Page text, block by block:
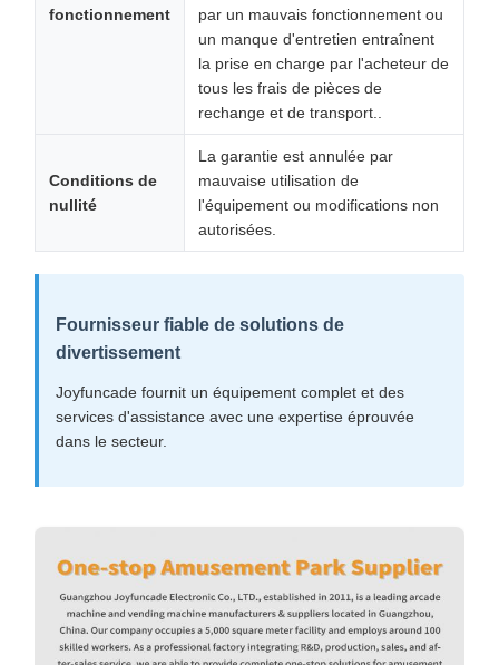
fonctionnement
par un mauvais fonctionnement ou
un manque d'entretien entraînent
la prise en charge par l'acheteur de
tous les frais de pièces de
rechange et de transport..
Conditions de
nullité
La garantie est annulée par
mauvaise utilisation de
l'équipement ou modifications non
autorisées.
Fournisseur fiable de solutions de
divertissement
Joyfuncade fournit un équipement complet et des
services d'assistance avec une expertise éprouvée
dans le secteur.